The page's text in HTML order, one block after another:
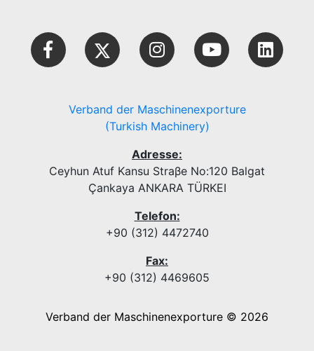
Verband der Maschinenexporture
(Turkish Machinery)
Adresse:
Ceyhun Atuf Kansu Straβe No:120 Balgat
Çankaya ANKARA TÜRKEI
Telefon:
+90 (312) 4472740
Fax:
+90 (312) 4469605
Verband der Maschinenexporture © 2026